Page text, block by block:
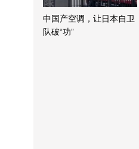
中国产空调，让日本自卫
队破“功”